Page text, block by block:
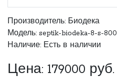
Производитель: Биодека
Модель: septik-biodeka-8-s-800
Наличие: Есть в наличии
Цена: 179000 руб.